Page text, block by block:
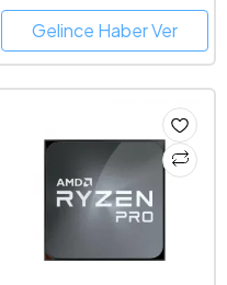
TRAY
Gelince Haber Ver